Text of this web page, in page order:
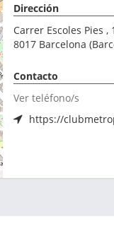
Dirección
Carrer Escoles Pies ,
8017 Barcelona (
Contacto
Ver teléfono/s
https://